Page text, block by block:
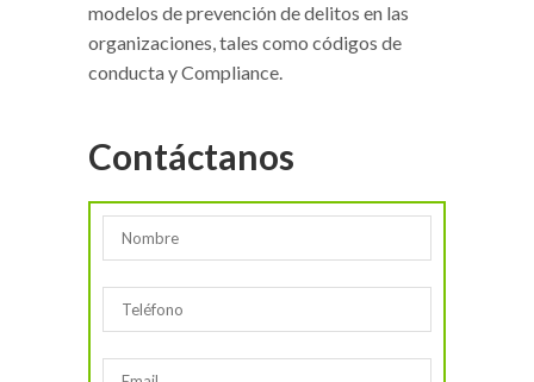
modelos de prevención de delitos en las
organizaciones, tales como códigos de
conducta y Compliance.
Contáctanos